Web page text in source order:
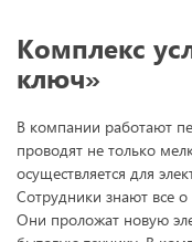
Комплекс
ключ»
В компании работают
проводят не только
осуществляется для
Сотрудники знают все о
Они проложат новую